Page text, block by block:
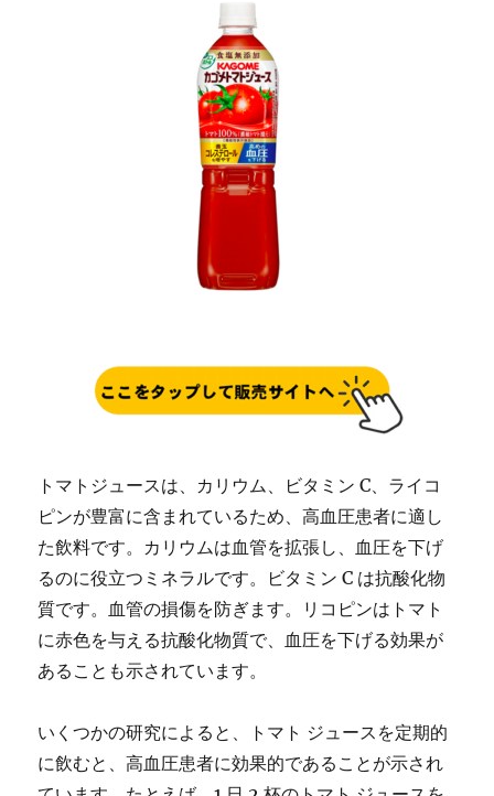
トマトジュースは、カリウム、ビタミン C、ライコ
ピンが豊富に含まれているため、高血圧患者に適し
た飲料です。カリウムは血管を拡張し、血圧を下げ
るのに役立つミネラルです。ビタミン C は抗酸化物
質です。血管の損傷を防ぎます。リコピンはトマト
に赤色を与える抗酸化物質で、血圧を下げる効果が
あることも示されています。
いくつかの研究によると、トマト ジュースを定期的
に飲むと、高血圧患者に効果的であることが示され